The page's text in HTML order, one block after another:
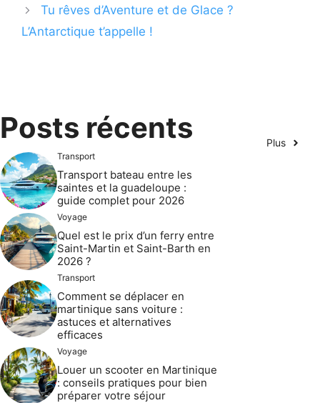
Tu rêves d’Aventure et de Glace ?
L’Antarctique t’appelle !
Posts récents Plus
Transport
Transport bateau entre les
saintes et la guadeloupe :
guide complet pour 2026
Voyage
Quel est le prix d’un ferry entre
Saint-Martin et Saint-Barth en
2026 ?
Transport
Comment se déplacer en
martinique sans voiture :
astuces et alternatives
efficaces
Voyage
Louer un scooter en Martinique
: conseils pratiques pour bien
préparer votre séjour